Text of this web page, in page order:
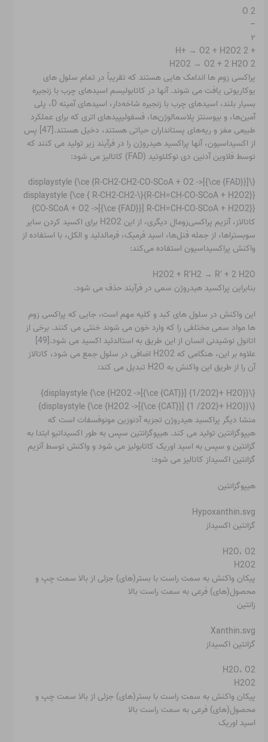
2 O
–
۲
+ 2 H+ → O2 + H2O2
2 H2O2 → O2 + 2 H2O
پراکسی زوم ها اندامک هایی هستند که تقریباً در تمام سلول های
یوکاریوتی یافت می شوند. آنها در کاتابولیسم اسیدهای چرب با زنجیره
بسیار بلند، اسیدهای چرب با زنجیره شاخه‌دار، اسیدهای آمینه D، پلی
آمین‌ها، و بیوسنتز پلاسمالوژن‌ها، فسفولیپیدهای اتری که برای عملکرد
طبیعی مغز و ریه‌های پستانداران حیاتی هستند، دخیل هستند.[47] پس
از اکسیداسیون، آنها پراکسید هیدروژن را در فرآیند زیر تولید می کنند که
توسط فلاوین آدنین دی نوکلئوتید (FAD) کاتالیز می شود:
{\displaystyle {\ce {R-CH2-CH2-CO-SCoA + O2 ->[{\ce {FAD}}]
R-CH=CH-CO-SCoA + H2O2}}}{\displaystyle {\ce { R-CH2-CH2-
CO-SCoA + O2 ->[{\ce {FAD}}] R-CH=CH-CO-SCoA + H2O2}}}
کاتالاز، آنزیم پراکسی‌زومال دیگری، از این H2O2 برای اکسید کردن سایر
سوبستراها، از جمله فنل‌ها، اسید فرمیک، فرمالدئید و الکل، با استفاده از
واکنش پراکسیداسیون استفاده می‌کند:
H2O2 + R’H2 → R’ + 2 H2O
بنابراین پراکسید هیدروژن سمی در فرآیند حذف می شود.
این واکنش در سلول های کبد و کلیه مهم است، جایی که پراکسی زوم
ها مواد سمی مختلفی را که وارد خون می شوند خنثی می کنند. برخی از
اتانول نوشیدنی انسان از این طریق به استالدئید اکسید می شود.[49]
علاوه بر این، هنگامی که H2O2 اضافی در سلول جمع می شود، کاتالاز
آن را از طریق این واکنش به H2O تبدیل می کند:
{\displaystyle {\ce {H2O2 ->[{\ce {CAT}}] {1/2O2}+ H2O}}}
{\displaystyle {\ce {H2O2 ->[{\ce {CAT}}] {1 /2O2}+ H2O}}}
منشا دیگر پراکسید هیدروژن تجزیه آدنوزین مونوفسفات است که
هیپوگزانتین تولید می کند. هیپوگزانتین سپس به طور اکسیداتیو ابتدا به
گزانتین و سپس به اسید اوریک کاتابولیز می شود و واکنش توسط آنزیم
گزانتین اکسیداز کاتالیز می شود:
هیپوگزانتین
Hypoxanthin.svg
گزانتین اکسیداز
H2O، O2
H2O2
پیکان واکنش به سمت راست با بستر(های) جزئی از بالا سمت چپ و
محصول(های) فرعی به سمت راست بالا
زانتین
Xanthin.svg
گزانتین اکسیداز
H2O، O2
H2O2
پیکان واکنش به سمت راست با بستر(های) جزئی از بالا سمت چپ و
محصول(های) فرعی به سمت راست بالا
اسید اوریک